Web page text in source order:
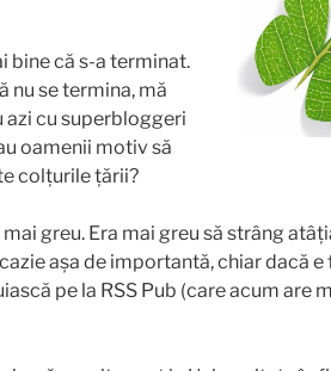
bine că s-a terminat.
nu se termina, mă
azi cu superbloggeri
oamenii motiv să
colțurile țării?
mai greu. Era mai greu să strâng
așa de importantă, chiar dacă e
pe la RSS Pub (care acum are